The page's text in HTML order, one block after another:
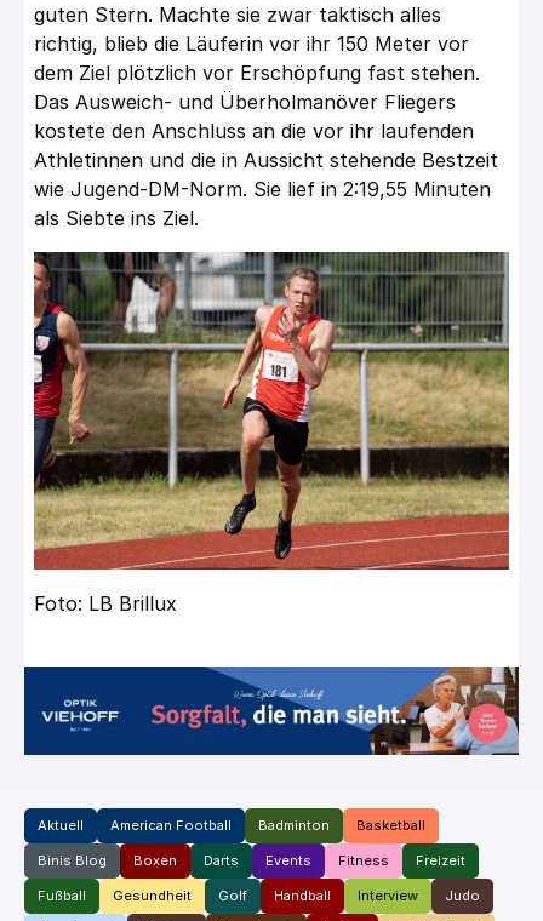
guten Stern. Machte sie zwar taktisch alles
richtig, blieb die Läuferin vor ihr 150 Meter vor
dem Ziel plötzlich vor Erschöpfung fast stehen.
Das Ausweich- und Überholmanöver Fliegers
kostete den Anschluss an die vor ihr laufenden
Athletinnen und die in Aussicht stehende Bestzeit
wie Jugend-DM-Norm. Sie lief in 2:19,55 Minuten
als Siebte ins Ziel.
Foto: LB Brillux
Aktuell American Football Badminton Basketball
Binis Blog Boxen Darts Events Fitness Freizeit
Fußball Gesundheit Golf Handball Interview Judo